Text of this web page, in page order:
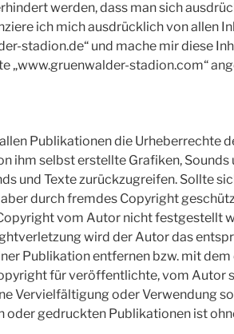
werden, dass man sich
ich mich ausdrücklich von allen
stadion.de“ und mache mir diese
„www.gruenwalder-stadion.com“
Publikationen die Urheberrechte
ihm selbst erstellte Grafiken,
und Texte zurückzugreifen. Sollte
durch fremdes Copyright
vom Autor nicht festgestellt
wird der Autor das
Publikation entfernen bzw. mit
für veröffentlichte, vom Autor
Vervielfältigung oder Verwendung
oder gedruckten Publikationen ist